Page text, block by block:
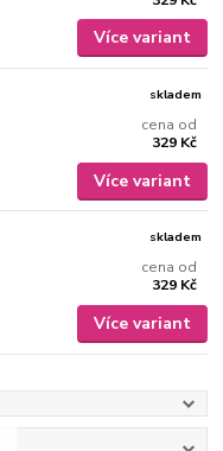
Více variant
cena od
329 Kč
skladem
Více variant
cena od
329 Kč
skladem
Více variant